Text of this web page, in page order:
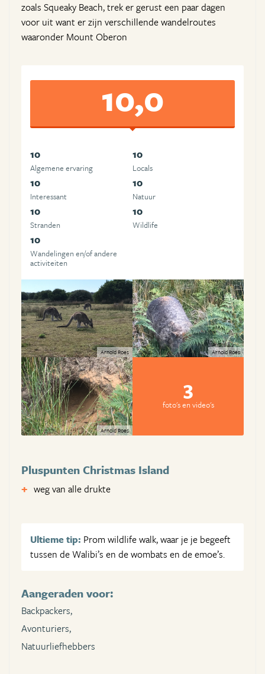
zoals Squeaky Beach, trek er gerust een paar dagen
voor uit want er zijn verschillende wandelroutes
waaronder Mount Oberon
10,0
10
Algemene ervaring
10
Locals
10
Interessant
10
Natuur
10
Stranden
10
Wildlife
10
Wandelingen en/of andere
activiteiten
Arnold Roes Arnold Roes
Arnold Roes
3
foto's en video's
Pluspunten Christmas Island
weg van alle drukte
Ultieme tip: Prom wildlife walk, waar je je begeeft
tussen de Walibi’s en de wombats en de emoe’s.
Aangeraden voor:
Backpackers,
Avonturiers,
Natuurliefhebbers